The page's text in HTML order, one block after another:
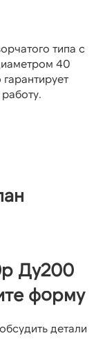
типа с
40
Ду200
форму
детали